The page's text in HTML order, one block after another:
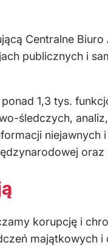
Centralne
publicznych i
1,3 tys.
śledczych,
niejawnych
korupcję i
majątkowych i